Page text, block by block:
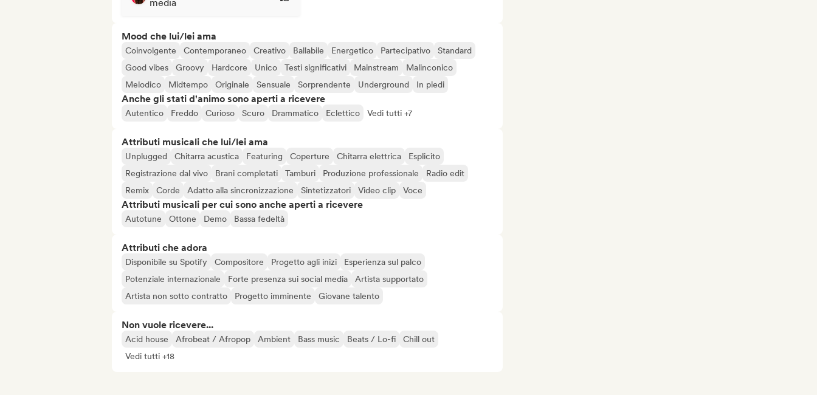
media
Mood che lui/lei ama
Coinvolgente Contemporaneo Creativo Ballabile Energetico Partecipativo
Standard
Good vibes
Groovy Hardcore Unico Testi significativi Mainstream
Malinconico
Melodico
Midtempo Originale Sensuale Sorprendente Underground In piedi
Anche gli stati d'animo sono aperti a ricevere
Autentico Freddo Curioso Scuro Drammatico Eclettico Vedi tutti +7
Attributi musicali che lui/lei ama
Unplugged Chitarra acustica Featuring Coperture Chitarra elettrica
Esplicito
Registrazione dal vivo
Brani completati Tamburi Produzione professionale
Radio edit
Remix
Corde Adatto alla sincronizzazione Sintetizzatori Video clip Voce
Attributi musicali per cui sono anche aperti a ricevere
Autotune Ottone Demo Bassa fedeltà
Attributi che adora
Disponibile su Spotify Compositore Progetto agli inizi
Esperienza sul palco
Potenziale internazionale
Forte presenza sui social media
Artista supportato
Artista non sotto contratto
Progetto imminente Giovane talento
Non vuole ricevere...
Acid house Afrobeat / Afropop Ambient Bass music Beats / Lo-fi
Chill out
Vedi tutti +18